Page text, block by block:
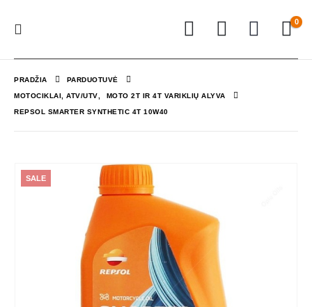
0
PRADŽIA PARDUOTUVĖ
MOTOCIKLAI, ATV/UTV MOTO 2T IR 4T VARIKLIŲ ALYVA
REPSOL SMARTER SYNTHETIC 4T 10W40
SALE